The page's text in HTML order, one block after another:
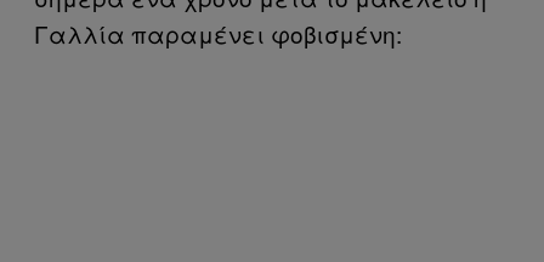
Γαλλία παραμένει φοβισμένη: